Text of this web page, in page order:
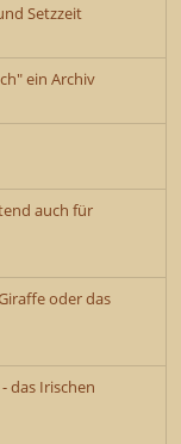
Setzzeit
ein Archiv
auch für
oder das
- das Irischen